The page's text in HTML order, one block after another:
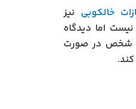
خالکوبی نیز
اما دیدگاه
شخص در صورت